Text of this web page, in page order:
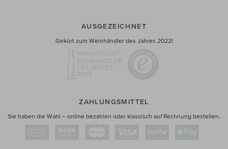
AUSGEZEICHNET
Gekürt zum Weinhändler des Jahres 2022!
ZAHLUNGSMITTEL
Sie haben die Wahl – online bezahlen oder klassisch auf Rechnung bestellen.